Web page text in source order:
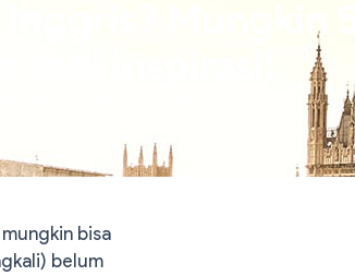
Inggris? Mungkin 5
Jadi Inspirasi!
Nov 7, 2024
bisa
belum